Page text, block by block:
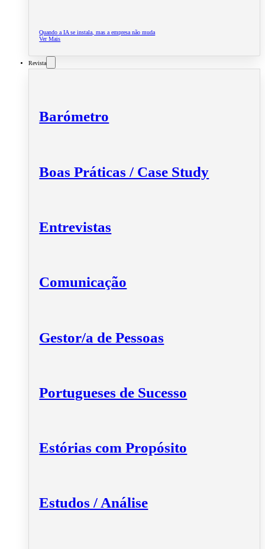
Quando a IA se instala, mas a empresa não muda
Ver Mais
Revista
Barómetro
Boas Práticas / Case Study
Entrevistas
Comunicação
Gestor/a de Pessoas
Portugueses de Sucesso
Estórias com Propósito
Estudos / Análise